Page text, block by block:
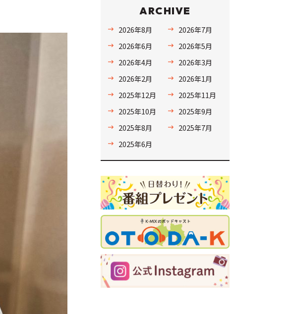
ARCHIVE
2026年8月
2026年7月
2026年6月
2026年5月
2026年4月
2026年3月
2026年2月
2026年1月
2025年12月
2025年11月
2025年10月
2025年9月
2025年8月
2025年7月
2025年6月